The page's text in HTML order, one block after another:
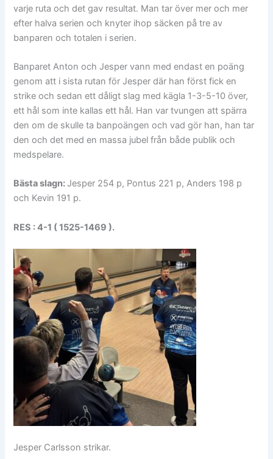
varje ruta och det gav resultat. Man tar över mer och mer
efter halva serien och knyter ihop säcken på tre av
banparen och totalen i serien.
Banparet Anton och Jesper vann med endast en poäng
genom att i sista rutan för Jesper där han först fick en
strike och sedan ett dåligt slag med kägla 1-3-5-10 över,
ett hål som inte kallas ett hål. Han var tvungen att spärra
den om de skulle ta banpoängen och vad gör han, han tar
den och det med en massa jubel från både publik och
medspelare.
Bästa slagn: Jesper 254 p, Pontus 221 p, Anders 198 p
och Kevin 191 p.
RES : 4-1 ( 1525-1469 ).
Jesper Carlsson strikar.